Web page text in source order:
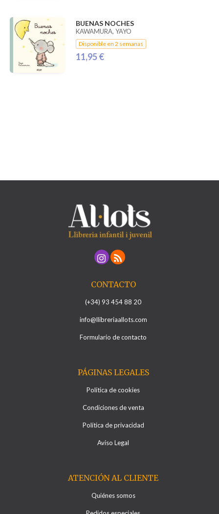
BUENAS NOCHES
KAWAMURA, YAYO
Disponible en 2 semanas
11,95 €
CONTACTO
(+34) 93 454 88 20
info@llibreriaallots.com
Formulario de contacto
PÁGINAS LEGALES
Política de cookies
Condiciones de venta
Política de privacidad
Aviso Legal
ATENCIÓN AL CLIENTE
Quiénes somos